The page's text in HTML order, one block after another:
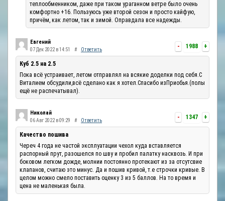
теплообменником, даже при таком ураганном ветре было очень
комфортно +16. Пользуюсь уже второй сезон и просто кайфую,
причём, как летом, так и зимой. Оправдала все надежды.
- 1988 +
Евгений
07 Дек 2022 в 14:51 # Ответить
Куб 2.5 на 2.5
Пока всё устраивает, летом отправлял на всякие доделки под себя.С
Виталием обсудили,всё сделано как я хотел.Спасибо изПриобья.(полы
ещё не распечатывал).
- 1347 +
Николай
06 Авг 2022 в 09:29 # Ответить
Качество пошива
Череч 4 года не частой эксплуатации чехол куда вставляется
распорный прут, разошелся по шву и пробил палатку насквозь. И при
боковом легком дожде, молнии постоянно протекают из за отсутсвие
клапанов, считаю это минус. Да и пошив кривой, т.е строчки кривые. В
целом можно смело поставить оценку 3 из 5 баллов. На то время и
цена не маленькая была.